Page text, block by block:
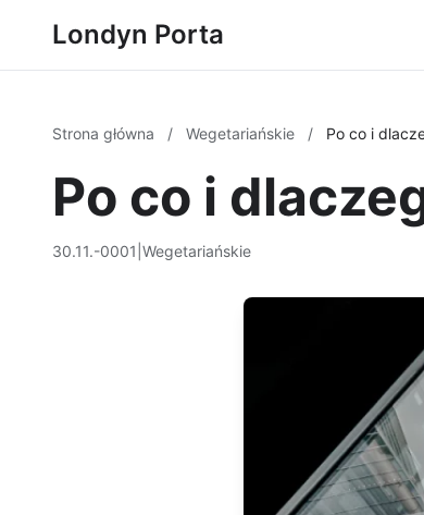
Londyn Porta
Strona główna / Wegetariańskie / Po co i
Po co i
30.11.-0001 Wegetariańskie